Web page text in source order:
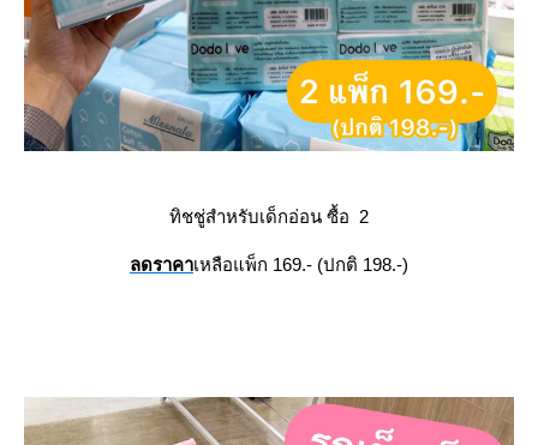
ทิชชู่สำหรับเด็กอ่อน ซื้อ 2
ลดราคาเหลือแพ็ก 169.- (ปกติ 198.-)